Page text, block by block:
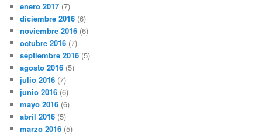
enero 2017 (7)
diciembre 2016 (6)
noviembre 2016 (6)
octubre 2016 (7)
septiembre 2016 (5)
agosto 2016 (5)
julio 2016 (7)
junio 2016 (6)
mayo 2016 (6)
abril 2016 (5)
marzo 2016 (5)